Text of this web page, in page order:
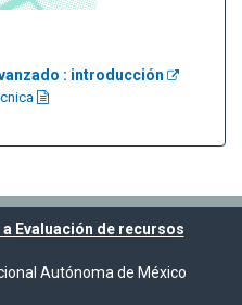
: introducción
Evaluación de recursos
Autónoma de México